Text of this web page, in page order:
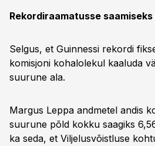
Rekordiraamatusse
Selgus, et Guinnessi rekordi
komisjoni kohalolekul kaaluda
suurune ala.
Margus Leppa andmetel andis
suurune põld kokku saagiks
ka seda, et Viljelusvõistluse